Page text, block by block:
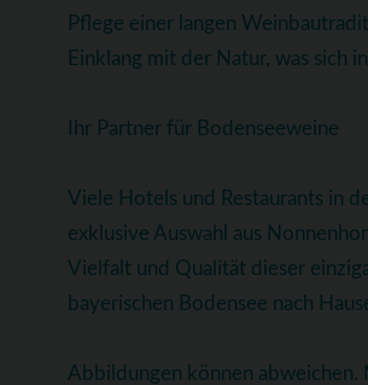
Pflege einer langen
Einklang mit der Natur, was sich
Ihr Partner für Bodenseeweine
Viele Hotels und Restaurants in
exklusive Auswahl aus
Vielfalt und Qualität dieser
bayerischen Bodensee nach
Abbildungen können abweichen.